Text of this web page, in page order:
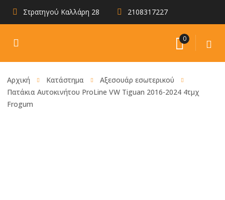
Στρατηγού Καλλάρη 28 2108317227
0
Αρχική Κατάστημα
Αξεσουάρ εσωτερικού
Πατάκια Αυτοκινήτου ProLine VW Tiguan 2016-2024 4τμχ
Frogum